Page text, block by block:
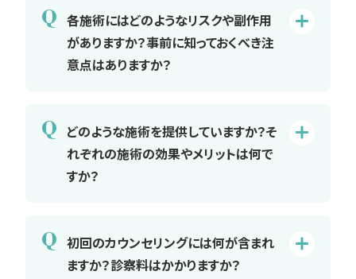
Q 各施術にはどのようなリスクや副作用
がありますか？事前に知っておくべき注
意点はありますか？
Q どのような施術を提供していますか？そ
れぞれの施術の効果やメリットは何で
すか？
Q 初回のカウンセリングには何が含まれ
ますか？診察料はかかりますか？